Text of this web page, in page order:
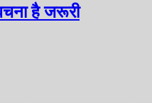
है जरूरी